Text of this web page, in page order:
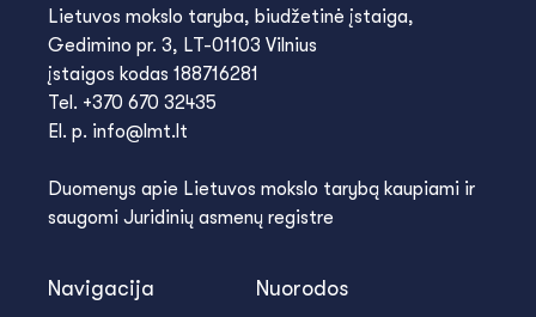
Lietuvos mokslo taryba, biudžetinė įstaiga,
Gedimino pr. 3, LT-01103 Vilnius
įstaigos kodas 188716281
Tel. +370 670 32435
El. p. info@lmt.lt
Duomenys apie Lietuvos mokslo tarybą kaupiami ir
saugomi Juridinių asmenų registre
Navigacija Nuorodos